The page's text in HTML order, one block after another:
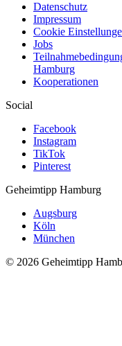
Datenschutz
Impressum
Cookie
Jobs
Hamburg
Kooperationen
Social
Facebook
Instagram
TikTok
Pinterest
Geheimtipp Hamburg
Augsburg
Köln
München
© 2026 Geheimtipp